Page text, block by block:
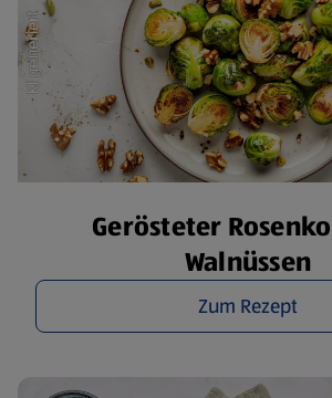
Gerösteter
Walnüssen
Zum Rezept